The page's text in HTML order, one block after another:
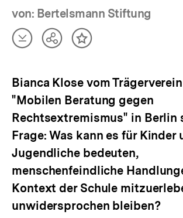
von: Bertelsmann Stiftung
Artikel
herunterladen
TeilenInhalt
Bianca Klose vom
"Mobilen Beratung gegen
Rechtsextremismus" in Berlin
Frage: Was kann es für Kinder
Jugendliche bedeuten,
menschenfeindliche
Kontext der Schule
unwidersprochen bleiben?